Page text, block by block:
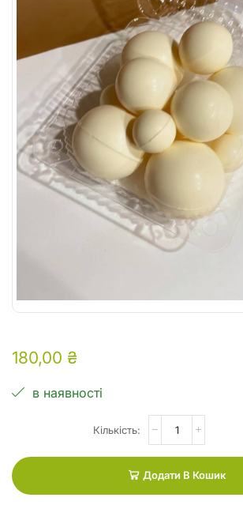
180,00 ₴
в наявності
Додати В Кошик